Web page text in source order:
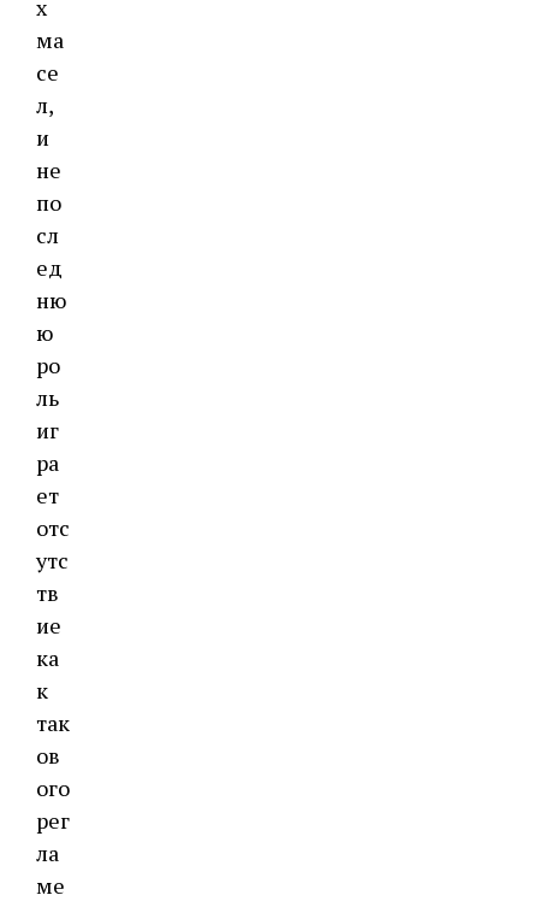
х
ма
се
л,
и
не
по
сл
ед
ню
ю
ро
ль
иг
ра
ет
отс
утс
тв
ие
ка
к
так
ов
ого
рег
ла
ме